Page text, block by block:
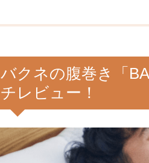
バクネの腹巻き「
チレビュー！